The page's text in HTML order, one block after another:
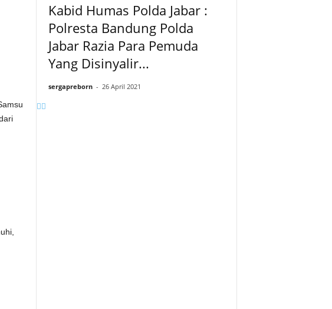
Kabid Humas Polda Jabar :
Polresta Bandung Polda
Jabar Razia Para Pemuda
Yang Disinyalir...
sergapreborn - 26 April 2021